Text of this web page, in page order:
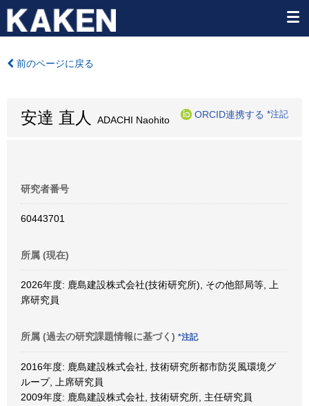
前のページに戻る
安達 直人 ADACHI Naohito
ORCID連携する *注記
研究者番号
60443701
所属 (現在)
2026年度: 鹿島建設株式会社(技術研究所), その他部局等, 上
席研究員
所属 (過去の研究課題情報に基づく) *注記
2016年度: 鹿島建設株式会社, 技術研究所都市防災風環境グ
ループ, 上席研究員
2009年度: 鹿島建設株式会社, 技術研究所, 主任研究員